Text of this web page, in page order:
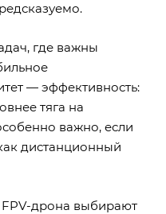
где важны
— эффективность:
тяга на
важно, если
дистанционный
FPV-дрона выбирают